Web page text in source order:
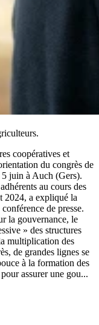
coopératives et
du congrès de
5 juin à Auch (Gers).
au cours des
2024, a expliqué la
de presse.
la gouvernance, le
» des structures
multiplication des
de grandes lignes se
à la formation des
assurer une gou...